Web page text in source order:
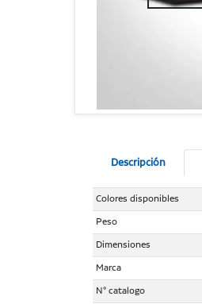
Descripción
Colores disponibles
Peso
Dimensiones
Marca
N° catalogo